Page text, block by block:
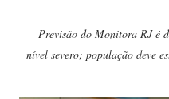
Previsão do Monitora RJ é
nível severo; população deve